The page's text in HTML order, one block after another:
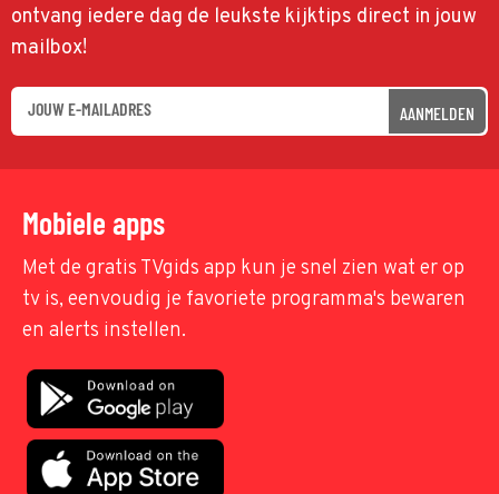
ontvang iedere dag de leukste kijktips direct in jouw
mailbox!
AANMELDEN
Mobiele apps
Met de gratis TVgids app kun je snel zien wat er op
tv is, eenvoudig je favoriete programma's bewaren
en alerts instellen.